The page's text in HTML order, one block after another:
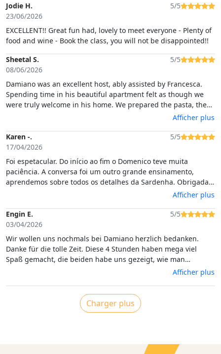
Jodie H.
23/06/2026
5/5
EXCELLENT!! Great fun had, lovely to meet everyone - Plenty of
food and wine - Book the class, you will not be disappointed!!
Sheetal S.
08/06/2026
5/5
Damiano was an excellent host, ably assisted by Francesca.
Spending time in his beautiful apartment felt as though we
were truly welcome in his home. We prepared the pasta, the
filling, and the culurgiones themselves. All while enjoyed some
snacks and delicious wine. Then we tucked into the fruits of
our labour and left feeling completely full! We highly
recommend this for a taste of Sardinia.
Afficher plus
Karen -.
17/04/2026
5/5
Foi espetacular. Do início ao fim o Domenico teve muita
paciência. A conversa foi um outro grande ensinamento,
aprendemos sobre todos os detalhes da Sardenha. Obrigada
Afficher plus
Engin E.
03/04/2026
5/5
Wir wollen uns nochmals bei Damiano herzlich bedanken.
Danke für die tolle Zeit. Diese 4 Stunden haben mega viel
Spaß gemacht, die beiden habe uns gezeigt, wie man
traditionelle Culurgiones zubereitet und die waren extrem
eine große Empfehlung!
Afficher plus
Charger plus